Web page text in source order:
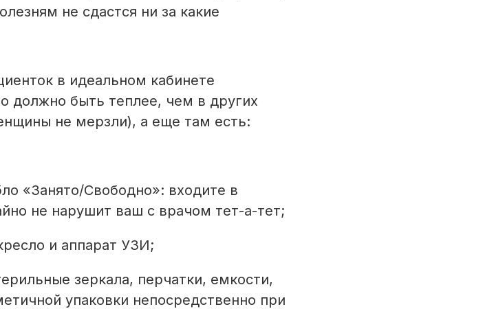
не сдастся ни за какие
в идеальном кабинете
должно быть теплее, чем в других
не мерзли), а еще там есть:
«Занято/Свободно»: входите в
не нарушит ваш с врачом тет-а-тет;
и аппарат УЗИ;
зеркала, перчатки, емкости,
упаковки непосредственно при